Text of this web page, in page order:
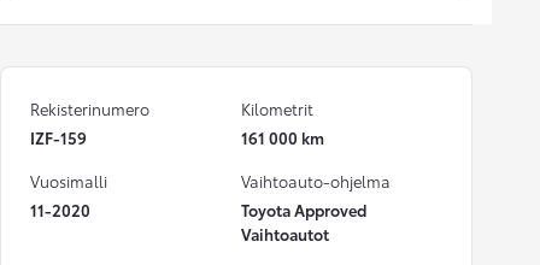
Rekisterinumero
IZF-159
Kilometrit
161 000 km
Vuosimalli
11-2020
Vaihtoauto-ohjelma
Toyota Approved
Vaihtoautot